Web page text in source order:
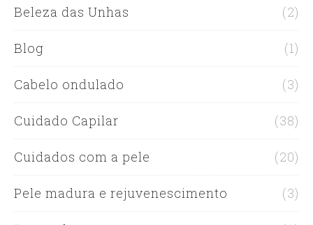
Beleza das Unhas (2)
Blog (1)
Cabelo ondulado (3)
Cuidado Capilar (38)
Cuidados com a pele (20)
Pele madura e rejuvenescimento (3)